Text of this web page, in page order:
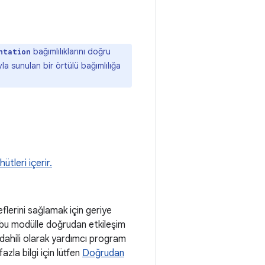
bağımlılıklarını doğru
sunulan bir örtülü bağımlılığa
içerir.
sağlamak için geriye
modülle doğrudan etkileşim
olarak yardımcı program
fazla bilgi için lütfen Doğrudan